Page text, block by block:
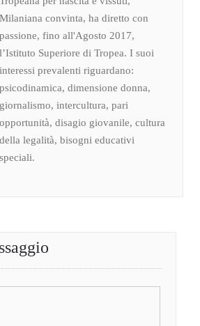
Milaniana convinta, ha diretto con
passione, fino all'Agosto 2017,
l’Istituto Superiore di Tropea. I suoi
interessi prevalenti riguardano:
psicodinamica, dimensione donna,
giornalismo, intercultura, pari
opportunità, disagio giovanile, cultura
della legalità, bisogni educativi
speciali.